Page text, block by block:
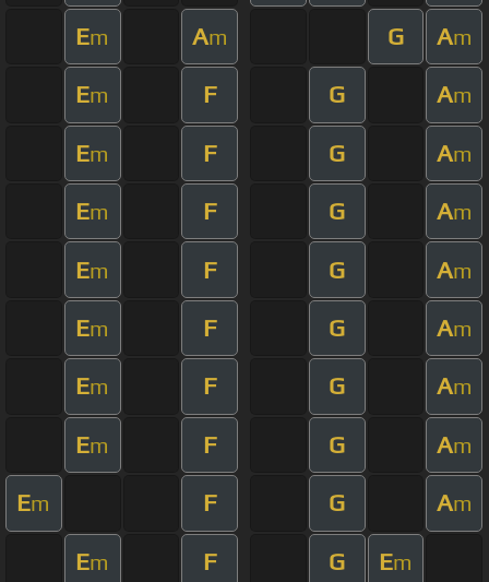
Em Am G Am
Em F G Am
Em F G Am
Em F G Am
Em F G Am
Em F G Am
Em F G Am
Em F G Am
Em F G Am
Em F G Em